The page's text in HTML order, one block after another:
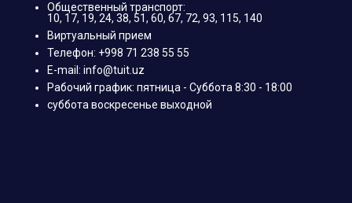
Общественный транспорт:
10, 17, 19, 24, 38, 51, 60, 67, 72, 93, 115, 140
Виртуальный прием
Телефон: +998 71 238 55 55
E-mail: info@tuit.uz
Рабочий график: пятница - Суббота 8:30 - 18:00
суббота воскресенье выходной